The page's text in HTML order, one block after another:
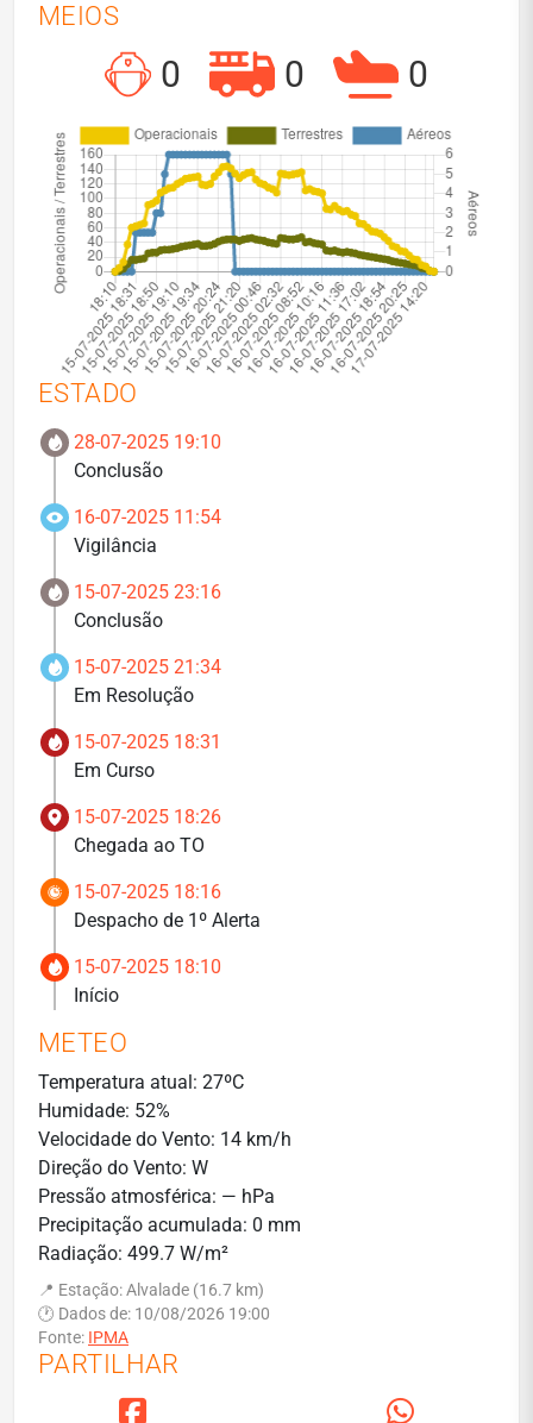
MEIOS
0 0 0
ESTADO
28-07-2025 19:10
Conclusão
16-07-2025 11:54
Vigilância
15-07-2025 23:16
Conclusão
15-07-2025 21:34
Em Resolução
15-07-2025 18:31
Em Curso
15-07-2025 18:26
Chegada ao TO
15-07-2025 18:16
Despacho de 1º Alerta
15-07-2025 18:10
Início
METEO
Temperatura atual: 27ºC
Humidade: 52%
Velocidade do Vento: 14 km/h
Direção do Vento: W
Pressão atmosférica: — hPa
Precipitação acumulada: 0 mm
Radiação: 499.7 W/m²
📍 Estação: Alvalade (16.7 km)
🕐 Dados de: 10/08/2026 19:00
Fonte: IPMA
PARTILHAR